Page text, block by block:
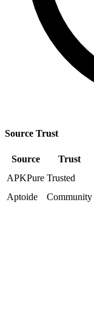
Source Trust
Source Trust
APKPure Trusted
Aptoide
Community